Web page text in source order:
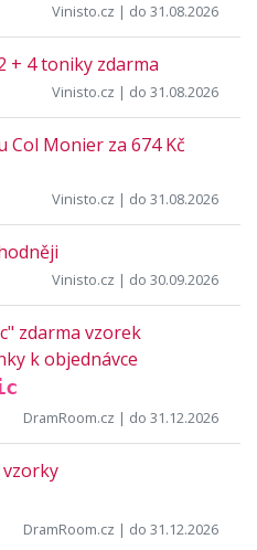
Vinisto.cz | do 31.08.2026
+ 4 toniky zdarma
Vinisto.cz | do 31.08.2026
Monier za 674 Kč
Vinisto.cz | do 31.08.2026
Vinisto.cz | do 30.09.2026
zdarma vzorek
k objednávce
DramRoom.cz | do 31.12.2026
vzorky
DramRoom.cz | do 31.12.2026